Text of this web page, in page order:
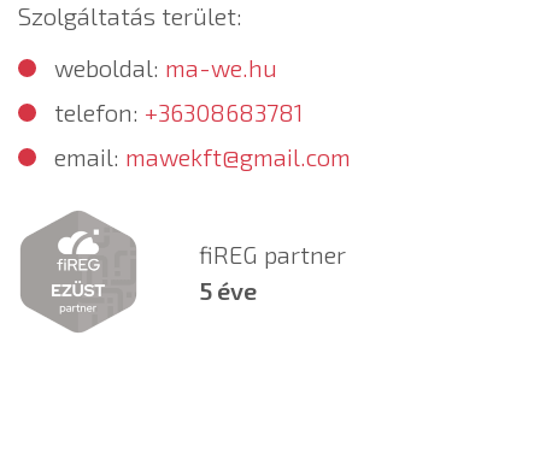
Szolgáltatás terület:
weboldal: ma-we.hu
telefon: +36308683781
email: mawekft@gmail.com
fiREG partner
5 éve